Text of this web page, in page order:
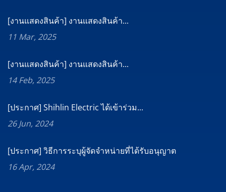
[งานแสดงสินค้า] งานแสดงสินค้า...
11 Mar, 2025
[งานแสดงสินค้า] งานแสดงสินค้า...
14 Feb, 2025
[ประกาศ] Shihlin Electric ได้เข้าร่วม...
26 Jun, 2024
[ประกาศ] วิธีการระบุผู้จัดจำหน่ายที่ได้รับอนุญาต
16 Apr, 2024